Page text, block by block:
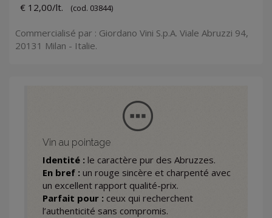
€ 12,00/lt. (cod. 03844)
Commercialisé par : Giordano Vini S.p.A. Viale Abruzzi 94,
20131 Milan - Italie.
Vin au pointage
Identité : le caractère pur des Abruzzes.
En bref : un rouge sincère et charpenté avec
un excellent rapport qualité-prix.
Parfait pour : ceux qui recherchent
l’authenticité sans compromis.